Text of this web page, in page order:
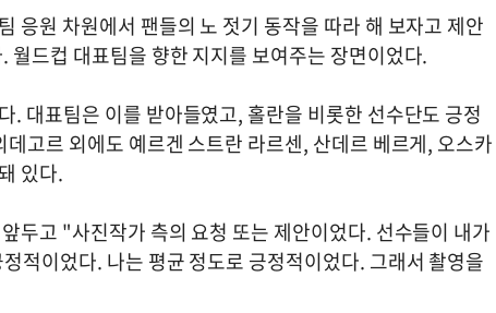
응원 차원에서 팬들의 노 젓기 동작을 따라 해 보자고 제안
드컵 대표팀을 향한 지지를 보여주는 장면이었다.
. 대표팀은 이를 받아들였고, 홀란을 비롯한 선수단도 긍정
고르 외에도 예르겐 스트란 라르센, 산데르 베르게, 오스카
있다.
두고 "사진작가 측의 요청 또는 제안이었다. 선수들이 내가
적이었다. 나는 평균 정도로 긍정적이었다. 그래서 촬영을